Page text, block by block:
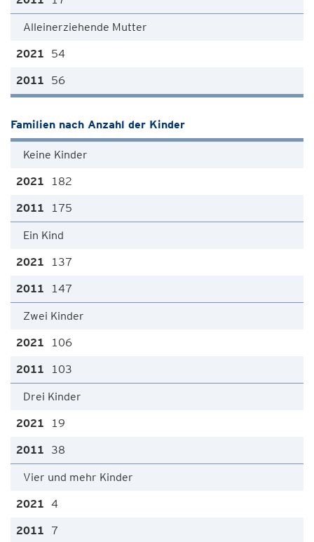
Alleinerziehende Mutter
54
56
Familien nach Anzahl der Kinder
Keine Kinder
182
175
Ein Kind
137
147
Zwei Kinder
106
103
Drei Kinder
19
38
Vier und mehr Kinder
4
7